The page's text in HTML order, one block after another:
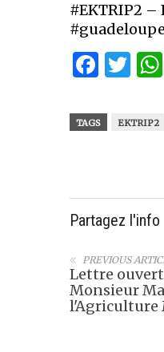
#EKTRIP2 –
TAGS EKTRIP2
Partagez l'info
PREVIOUS
Lettre
Monsieur
l'Agriculture